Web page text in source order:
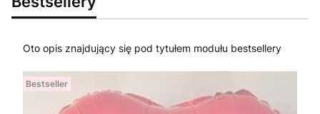
Oto opis znajdujący się pod tytułem modułu bestsellery
Bestseller